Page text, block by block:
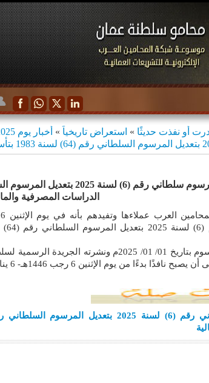
أو نفذت حديثًا » استعراض تاريخياً » أخبار يوم 09/01/2025
الدراسات المصرفية